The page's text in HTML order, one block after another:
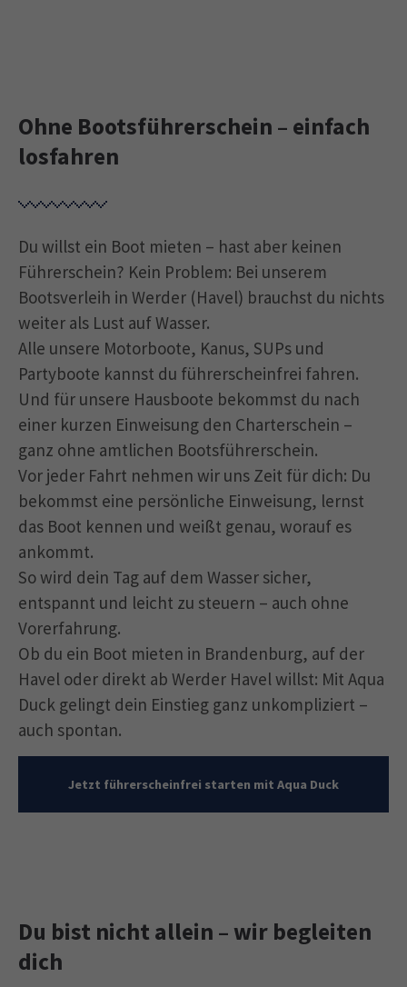
Ohne Bootsführerschein – einfach
losfahren
Du willst ein Boot mieten – hast aber keinen
Führerschein? Kein Problem: Bei unserem
Bootsverleih in Werder (Havel) brauchst du nichts
weiter als Lust auf Wasser.
Alle unsere Motorboote, Kanus, SUPs und
Partyboote kannst du führerscheinfrei fahren.
Und für unsere Hausboote bekommst du nach
einer kurzen Einweisung den Charterschein –
ganz ohne amtlichen Bootsführerschein.
Vor jeder Fahrt nehmen wir uns Zeit für dich: Du
bekommst eine persönliche Einweisung, lernst
das Boot kennen und weißt genau, worauf es
ankommt.
So wird dein Tag auf dem Wasser sicher,
entspannt und leicht zu steuern – auch ohne
Vorerfahrung.
Ob du ein Boot mieten in Brandenburg, auf der
Havel oder direkt ab Werder Havel willst: Mit Aqua
Duck gelingt dein Einstieg ganz unkompliziert –
auch spontan.
Jetzt führerscheinfrei starten mit Aqua Duck
Du bist nicht allein – wir begleiten
dich